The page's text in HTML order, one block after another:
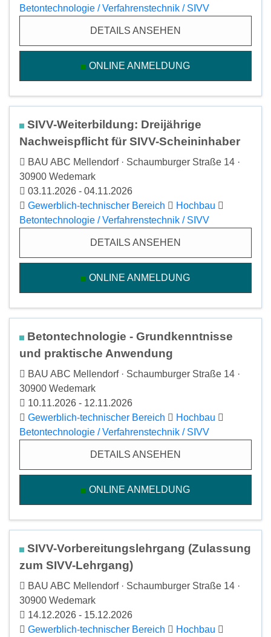
Betontechnologie / Verfahrenstechnik / SIVV
DETAILS ANSEHEN
ONLINE ANMELDUNG
SIVV-Weiterbildung: Dreijährige
Nachweispflicht für SIVV-Scheininhaber
BAU ABC Mellendorf · Schaumburger Straße 14 ·
30900 Wedemark
03.11.2026 - 04.11.2026
Gewerblich-technischer Bereich
Hochbau
Betontechnologie / Verfahrenstechnik / SIVV
DETAILS ANSEHEN
ONLINE ANMELDUNG
Betontechnologie - Grundkenntnisse
und praktische Anwendung
BAU ABC Mellendorf · Schaumburger Straße 14 ·
30900 Wedemark
10.11.2026 - 12.11.2026
Gewerblich-technischer Bereich
Hochbau
Betontechnologie / Verfahrenstechnik / SIVV
DETAILS ANSEHEN
ONLINE ANMELDUNG
SIVV-Vorbereitungslehrgang (Zulassung
zum SIVV-Lehrgang)
BAU ABC Mellendorf · Schaumburger Straße 14 ·
30900 Wedemark
14.12.2026 - 15.12.2026
Gewerblich-technischer Bereich
Hochbau